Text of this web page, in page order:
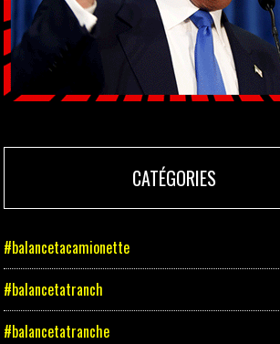
CATÉGORIES
#balancetacamionette
#balancetatranch
#balancetatranche